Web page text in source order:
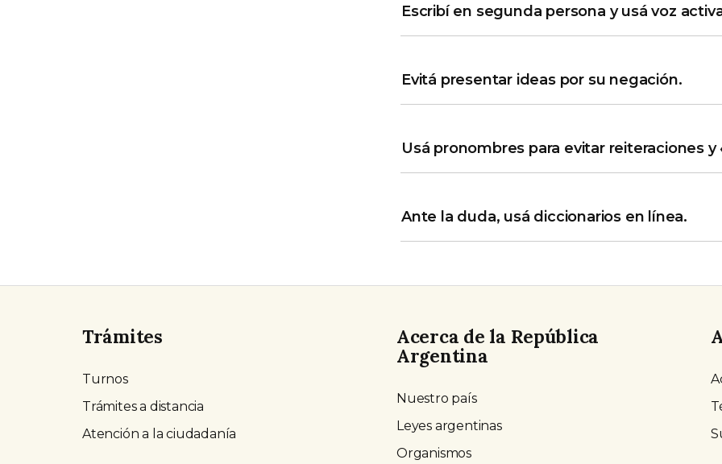
Escribí en segunda persona y usá voz
Evitá presentar ideas por su negación.
Usá pronombres para evitar reiteraciones y
Ante la duda, usá diccionarios en línea.
Trámites
Turnos
Trámites a distancia
Atención a la ciudadanía
Acerca de la República
Argentina
Nuestro país
Leyes argentinas
Organismos